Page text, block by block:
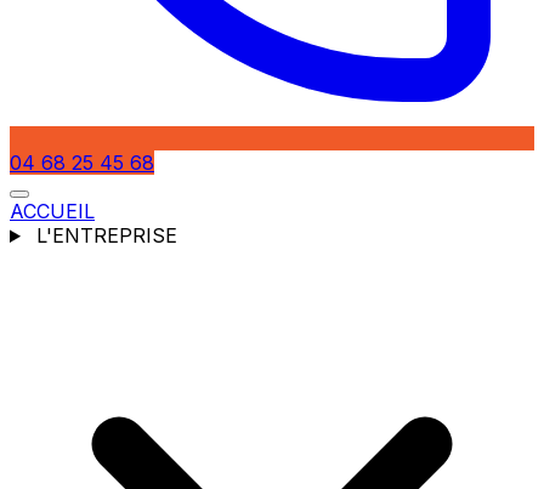
04 68 25 45 68
ACCUEIL
L'ENTREPRISE